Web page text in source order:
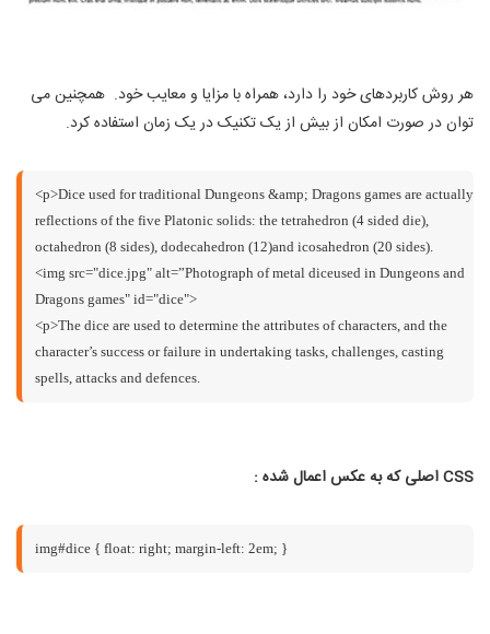
هر روش کاربردهای خود را دارد، همراه با مزایا و معایب خود. همچنین می
توان در صورت امکان از بیش از یک تکنیک در یک زمان استفاده کرد.
<p>Dice used for traditional Dungeons &amp; Dragons games are actually
reflections of the five Platonic solids: the tetrahedron (4 sided die),
octahedron (8 sides), dodecahedron (12)and icosahedron (20 sides).
<img src="dice.jpg" alt=”Photograph of metal diceused in Dungeons and
Dragons games" id="dice">
<p>The dice are used to determine the attributes of characters, and the
character’s success or failure in undertaking tasks, challenges, casting
spells, attacks and defences.
CSS اصلی که به عکس اعمال شده :
img#dice { float: right; margin-left: 2em; }